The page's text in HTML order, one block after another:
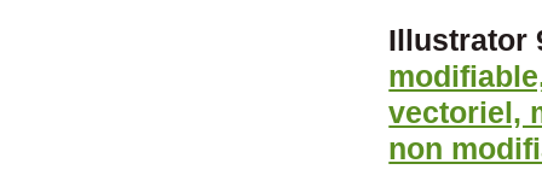
Illustrator
vectoriel,
non